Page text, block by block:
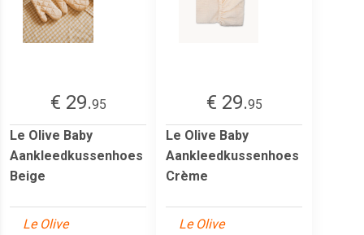
€ 29.95
Le Olive Baby
Aankleedkussenhoes
Beige
Le Olive
€ 29.95
Le Olive Baby
Aankleedkussenhoes
Crème
Le Olive